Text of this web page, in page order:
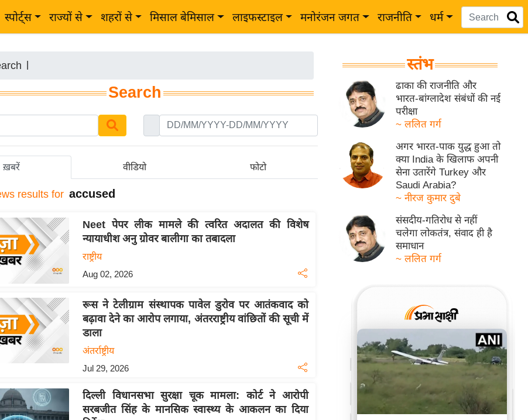
स्पोर्ट्स राज्यों से शहरों से मिसाल बेमिसाल लाइफस्टाइल मनोरंजन जगत राजनीति धर्म
Search
ख़बरें वीडियो फोटो
results for accused
Neet पेपर लीक मामले की त्वरित अदालत की विशेष
न्यायाधीश अनु ग्रोवर बालीगा का तबादला
राष्ट्रीय
Aug 02, 2026
रूस ने टेलीग्राम संस्थापक पावेल डुरोव पर आतंकवाद को
बढ़ावा देने का आरोप लगाया, अंतरराष्ट्रीय वांछितों की सूची में
डाला
अंतर्राष्ट्रीय
Jul 29, 2026
दिल्ली विधानसभा सुरक्षा चूक मामला: कोर्ट ने आरोपी
सरबजीत सिंह के मानसिक स्वास्थ्य के आकलन का दिया
स्तंभ
ढाका की राजनीति और
भारत-बांग्लादेश संबंधों की नई
परीक्षा
~ ललित गर्ग
अगर भारत-पाक युद्ध हुआ तो
क्या India के खिलाफ अपनी
सेना उतारेंगे Turkey और
Saudi Arabia?
~ नीरज कुमार दुबे
संसदीय-गतिरोध से नहीं
चलेगा लोकतंत्र, संवाद ही है
समाधान
~ ललित गर्ग